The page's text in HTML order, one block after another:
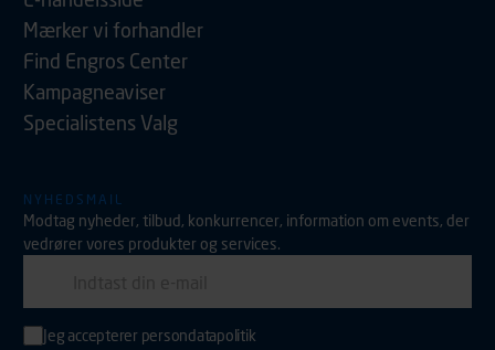
Mærker vi forhandler
Find Engros Center
Kampagneaviser
Specialistens Valg
NYHEDSMAIL
Modtag nyheder, tilbud, konkurrencer, information om events, der
vedrører vores produkter og services.
Indtast din e-mail adresse for at tilmelde dig nyhedsmail.
Jeg accepterer persondatapolitik